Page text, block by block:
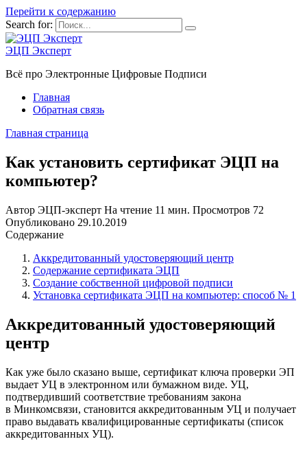
Перейти к содержанию
Search for:
ЭЦП Эксперт
Всё про Электронные Цифровые Подписи
Главная
Обратная связь
Главная страница
Как установить сертификат ЭЦП на
компьютер?
Автор ЭЦП-эксперт На чтение 11 мин. Просмотров 72
Опубликовано 29.10.2019
Содержание
Аккредитованный удостоверяющий центр
Содержание сертификата ЭЦП
Создание собственной цифровой подписи
Установка сертификата ЭЦП на компьютер: способ № 1
Аккредитованный удостоверяющий
центр
Как уже было сказано выше, сертификат ключа проверки ЭП
выдает УЦ в электронном или бумажном виде. УЦ,
подтвердивший соответствие требованиям закона
в Минкомсвязи, становится аккредитованным УЦ и получает
право выдавать квалифицированные сертификаты (список
аккредитованных УЦ).